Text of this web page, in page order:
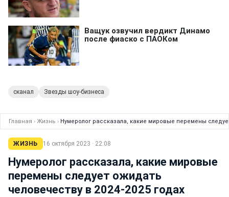
сканал Звезды шоу-бизнеса
Главная › Жизнь › Нумеролог рассказала, какие мировые перемены
ЖИЗНЬ 16 октября 2023 · 22:08
Нумеролог рассказала, какие мировые
перемены следует ожидать
человечеству в 2024-2025 годах